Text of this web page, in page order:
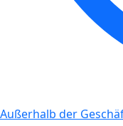
Außerhalb der